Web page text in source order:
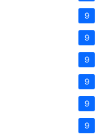
9
9
9
9
9
9